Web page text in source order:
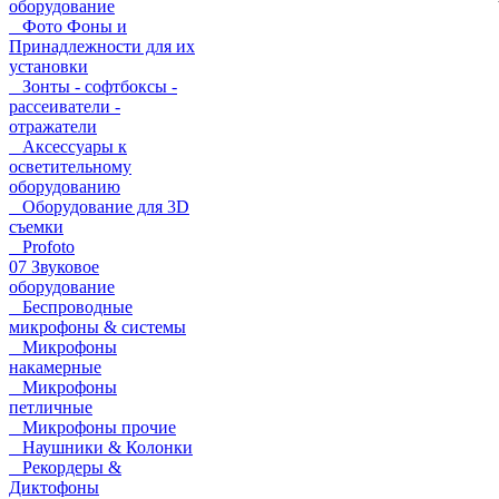
оборудование
Фото Фоны и
Принадлежности для их
установки
Зонты - софтбоксы -
рассеиватели -
отражатели
Аксессуары к
осветительному
оборудованию
Оборудование для 3D
съемки
Profoto
07 Звуковое
оборудование
Беспроводные
микрофоны & системы
Микрофоны
накамерные
Микрофоны
петличные
Микрофоны прочие
Наушники & Колонки
Рекордеры &
Диктофоны